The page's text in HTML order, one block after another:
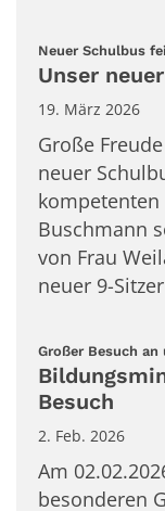
Neuer Schulbus
Unser
19. März 2026
Große
neuer
Buschmann
von Frau
neuer 9-
Großer Besuch an
Besuch
2. Feb. 2026
Am
besonderen